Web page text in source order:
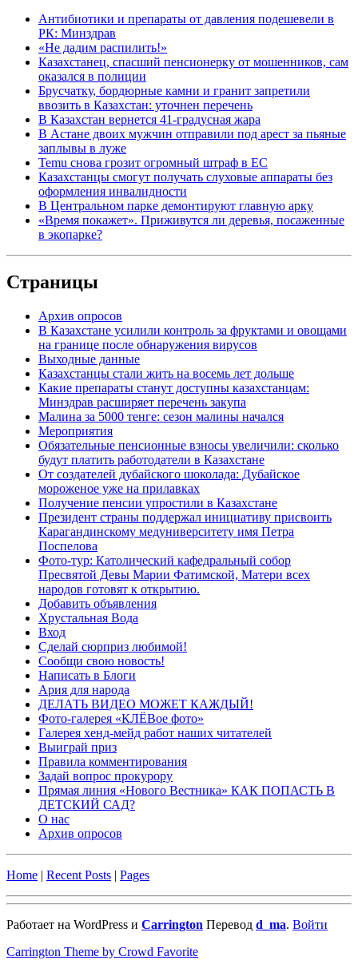
Антибиотики и препараты от давления подешевели в
РК: Минздрав
«Не дадим распилить!»
Казахстанец, спасший пенсионерку от мошенников, сам
оказался в полиции
Брусчатку, бордюрные камни и гранит запретили
ввозить в Казахстан: уточнен перечень
В Казахстан вернется 41-градусная жара
В Астане двоих мужчин отправили под арест за пьяные
заплывы в луже
Temu снова грозит огромный штраф в ЕС
Казахстанцы смогут получать слуховые аппараты без
оформления инвалидности
В Центральном парке демонтируют главную арку
«Время покажет». Приживутся ли деревья, посаженные
в экопарке?
Страницы
Архив опросов
В Казахстане усилили контроль за фруктами и овощами
на границе после обнаружения вирусов
Выходные данные
Казахстанцы стали жить на восемь лет дольше
Какие препараты станут доступны казахстанцам:
Минздрав расширяет перечень закупа
Малина за 5000 тенге: сезон малины начался
Мероприятия
Обязательные пенсионные взносы увеличили: сколько
будут платить работодатели в Казахстане
От создателей дубайского шоколада: Дубайское
мороженое уже на прилавках
Получение пенсии упростили в Казахстане
Президент страны поддержал инициативу присвоить
Карагандинскому медуниверситету имя Петра
Поспелова
Фото-тур: Католический кафедральный собор
Пресвятой Девы Марии Фатимской, Матери всех
народов готовят к открытию.
Добавить объявления
Хрустальная Вода
Вход
Сделай сюрприз любимой!
Сообщи свою новость!
Написать в Блоги
Ария для народа
ДЕЛАТЬ ВИДЕО МОЖЕТ КАЖДЫЙ!
Фото-галерея «КЛЁВое фото»
Галерея хенд-мейд работ наших читателей
Выиграй приз
Правила комментирования
Задай вопрос прокурору
Прямая линия «Нового Вестника» КАК ПОПАСТЬ В
ДЕТСКИЙ САД?
О нас
Архив опросов
Home | Recent Posts | Pages
Работает на WordPress и Carrington Перевод d_ma. Войти
Carrington Theme by Crowd Favorite